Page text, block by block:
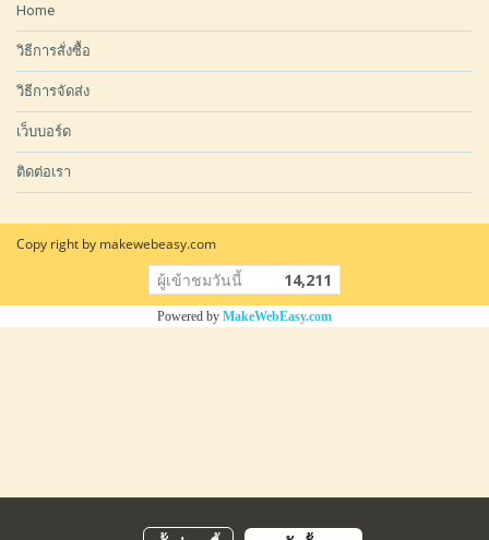
Home
วิธีการสั่งซื้อ
วิธีการจัดส่ง
เว็บบอร์ด
ติดต่อเรา
Copy right by makewebeasy.com
ผู้เข้าชมวันนี้ 14,211
Powered by MakeWebEasy.com